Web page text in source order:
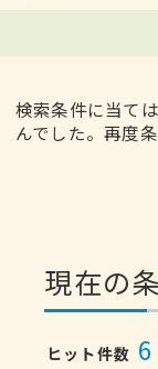
検索条件に当て
んでした。再度
現在の
ヒット件数 6